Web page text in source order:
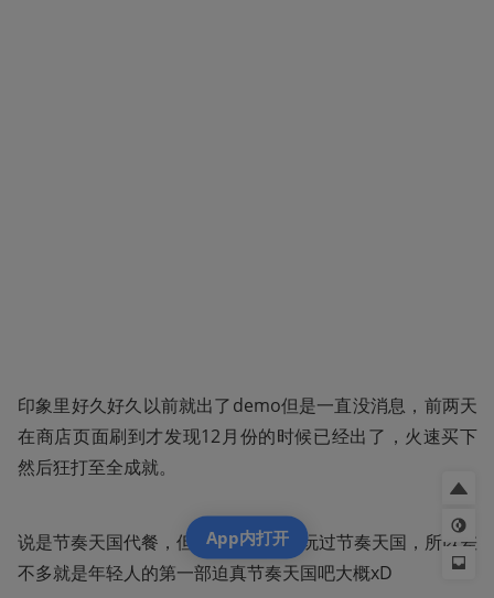
印象里好久好久以前就出了demo但是一直没消息，前两天
在商店页面刷到才发现12月份的时候已经出了，火速买下
然后狂打至全成就。
说是节奏天国代餐，但其实我没实际玩过节奏天国，所以差
不多就是年轻人的第一部迫真节奏天国吧大概xD
App内打开